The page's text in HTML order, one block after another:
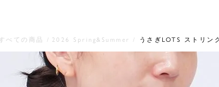
べての商品 2026 Spring&Summer うさぎLOTS ストリン